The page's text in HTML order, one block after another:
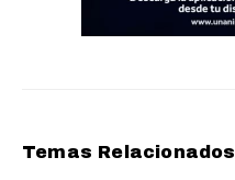
Temas Relacionados